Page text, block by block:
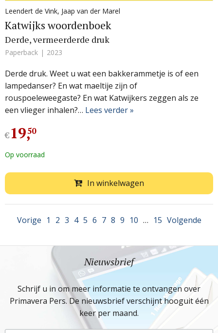
Leendert de Vink, Jaap van der Marel
Katwijks woordenboek
Derde, vermeerderde druk
Paperback 2023
Derde druk. Weet u wat een bakkerammetje is of een
lampedanser? En wat maeltije zijn of
rouspoeleweegaste? En wat Katwijkers zeggen als ze
een vlieger inhalen?… Lees verder »
€19,
50
Op voorraad
In winkelwagen
Vorige 1 2 3 4 5 6 7 8 9 10 … 15 Volgende
Nieuwsbrief
Schrijf u in om meer informatie te ontvangen over
Primavera Pers. De nieuwsbrief verschijnt hooguit één
keer per maand.